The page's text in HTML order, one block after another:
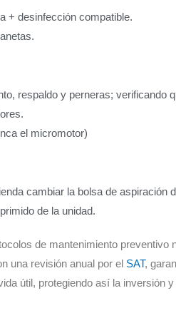
+ desinfección compatible.
respaldo y perneras; verificando
el micromotor)
cambiar la bolsa de aspiración
de la unidad.
de mantenimiento
una revisión anual por el SAT,
útil, protegiendo así la inversión